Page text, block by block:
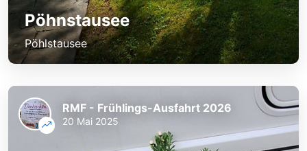
Pöhnstausee
Pöhlstausee
RMF - Frühlings-Ausfahrt 2026
20 Mai 2025